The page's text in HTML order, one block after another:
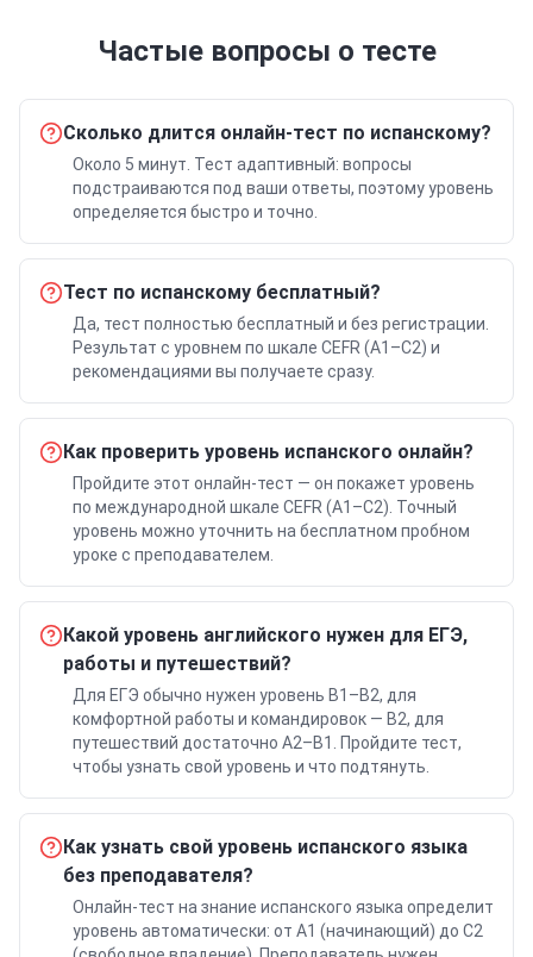
Частые вопросы о тесте
Сколько длится онлайн-тест по испанскому?
Около 5 минут. Тест адаптивный: вопросы
подстраиваются под ваши ответы, поэтому уровень
определяется быстро и точно.
Тест по испанскому бесплатный?
Да, тест полностью бесплатный и без регистрации.
Результат с уровнем по шкале CEFR (A1–C2) и
рекомендациями вы получаете сразу.
Как проверить уровень испанского онлайн?
Пройдите этот онлайн-тест — он покажет уровень
по международной шкале CEFR (A1–C2). Точный
уровень можно уточнить на бесплатном пробном
уроке с преподавателем.
Какой уровень английского нужен для ЕГЭ,
работы и путешествий?
Для ЕГЭ обычно нужен уровень B1–B2, для
комфортной работы и командировок — B2, для
путешествий достаточно A2–B1. Пройдите тест,
чтобы узнать свой уровень и что подтянуть.
Как узнать свой уровень испанского языка
без преподавателя?
Онлайн-тест на знание испанского языка определит
уровень автоматически: от A1 (начинающий) до C2